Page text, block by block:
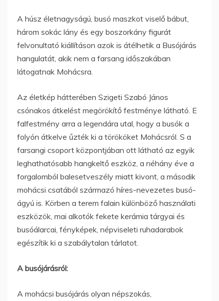
A húsz életnagyságú, busó maszkot viselő bábut,
három sokác lány és egy boszorkány figurát
felvonultató kiállításon azok is átélhetik a Busójárás
hangulatát, akik nem a farsang időszakában
látogatnak Mohácsra.
Az életkép hátterében Szigeti Szabó János
csónakos átkelést megörökítő festménye látható. E
falfestmény arra a legendára utal, hogy a busók a
folyón átkelve űzték ki a törököket Mohácsról. S a
farsangi csoport központjában ott látható az egyik
leghathatósabb hangkeltő eszköz, a néhány éve a
forgalomból balesetveszély miatt kivont, a második
mohácsi csatából származó híres-nevezetes busó-
ágyú is. Körben a terem falain különböző használati
eszközök, mai alkotók fekete kerámia tárgyai és
busóálarcai, fényképek, népviseleti ruhadarabok
egészítik ki a szabálytalan tárlatot.
A busójárásról:
A mohácsi busójárás olyan népszokás,